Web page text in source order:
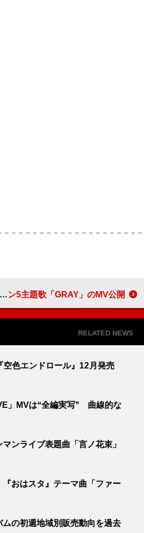
十明、月9ドラマ『絶対零度』シーズン5主題歌「GRAY」のMV公開
RELATED NEWS
空色エンドロール』12月発売
」MVは“全編実写” 曲線的な
ンライブ表題曲「言ノ花束」
おはスタ』テーマ曲「ファー
ムの初週地域別販売動向を過去